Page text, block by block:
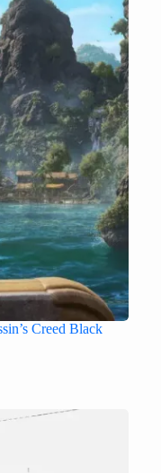
Creed Black